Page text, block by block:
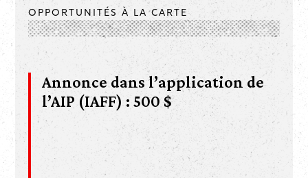
OPPORTUNITÉS À LA CARTE
Annonce dans l’application de
l’AIP (IAFF) : 500 $